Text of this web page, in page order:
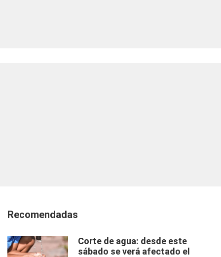
Recomendadas
Corte de agua: desde este
sábado se verá afectado el